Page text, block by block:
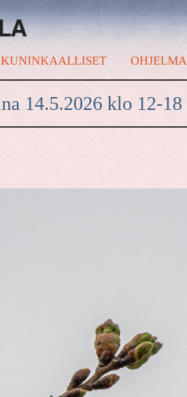
OHJELMA
14.5.2026 klo 12-18